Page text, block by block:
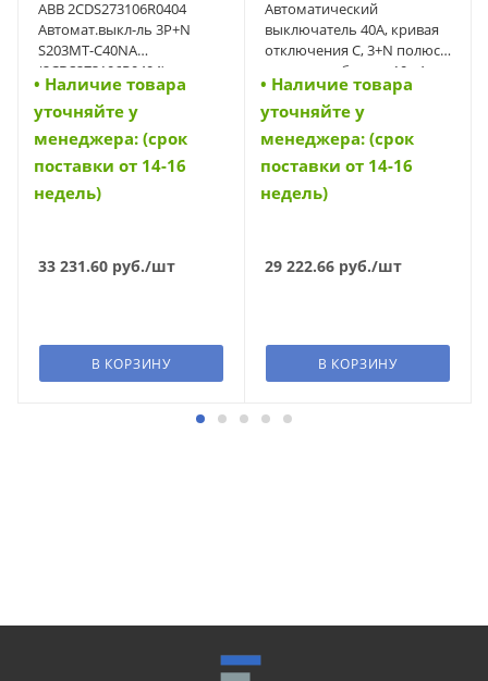
ABB 2CDS273106R0404
Автомат.выкл-ль 3P+N
S203MT-C40NA
(2CDS273106R0404)
• Наличие товара
уточняйте у
менеджера: (срок
поставки от 14-16
недель)
33 231.60 руб./шт
В КОРЗИНУ
Автоматический
выключатель 40А, кривая
отключения С, 3+N полюса,
откл. способность 10 кА
(FAZ-C40/3N) (278979)
• Наличие товара
уточняйте у
менеджера: (срок
поставки от 14-16
недель)
29 222.66 руб./шт
В КОРЗИНУ